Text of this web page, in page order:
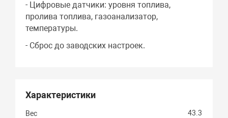
- Цифровые датчики: уровня топлива,
пролива топлива, газоанализатор,
температуры.
- Сброс до заводских настроек.
Характеристики
Вес 43.3